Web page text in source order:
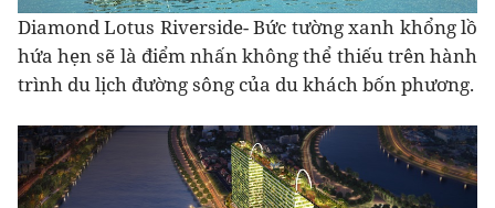
Diamond Lotus Riverside- Bức tường xanh khổng lồ
hứa hẹn sẽ là điểm nhấn không thể thiếu trên hành
trình du lịch đường sông của du khách bốn phương.